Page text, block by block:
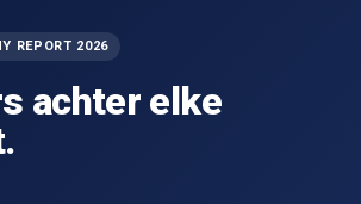
REPORT 2026
achter elke